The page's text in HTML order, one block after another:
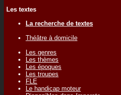
Les textes
La recherche de textes
Théâtre à domicile
Les genres
Les thèmes
Les époques
Les troupes
FLE
Le handicap moteur